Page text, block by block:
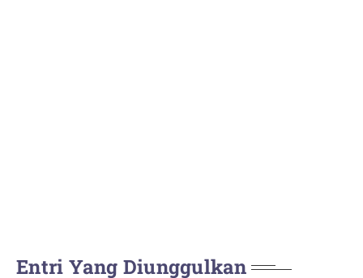
Entri Yang Diunggulkan